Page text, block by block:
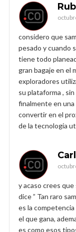
considero que
pesado y cuando
tiene todo
gran bagaje en el
exploradores
su plataforma ,
finalmente en
convertir en el
de la tecnologia
y acaso crees
dice ” Tan raro
es la
el que gana,
es como esos